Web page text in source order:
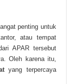
penting untuk
atau tempat
APAR tersebut
Oleh karena itu,
yang terpercaya